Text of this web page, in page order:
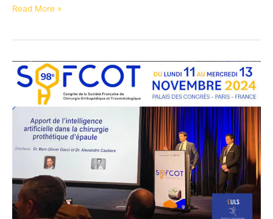
Retour
images
le
séminaire
muscles
tendons
du
Médecine
du
sport
Read More »